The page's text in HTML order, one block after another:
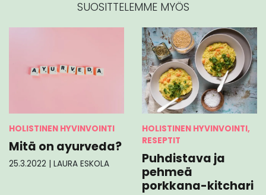
SUOSITTELEMME MYÖS
HOLISTINEN HYVINVOINTI
Mitä on ayurveda?
25.3.2022 LAURA ESKOLA
HOLISTINEN HYVINVOINTI,
RESEPTIT
Puhdistava ja
pehmeä
porkkana-kitchari